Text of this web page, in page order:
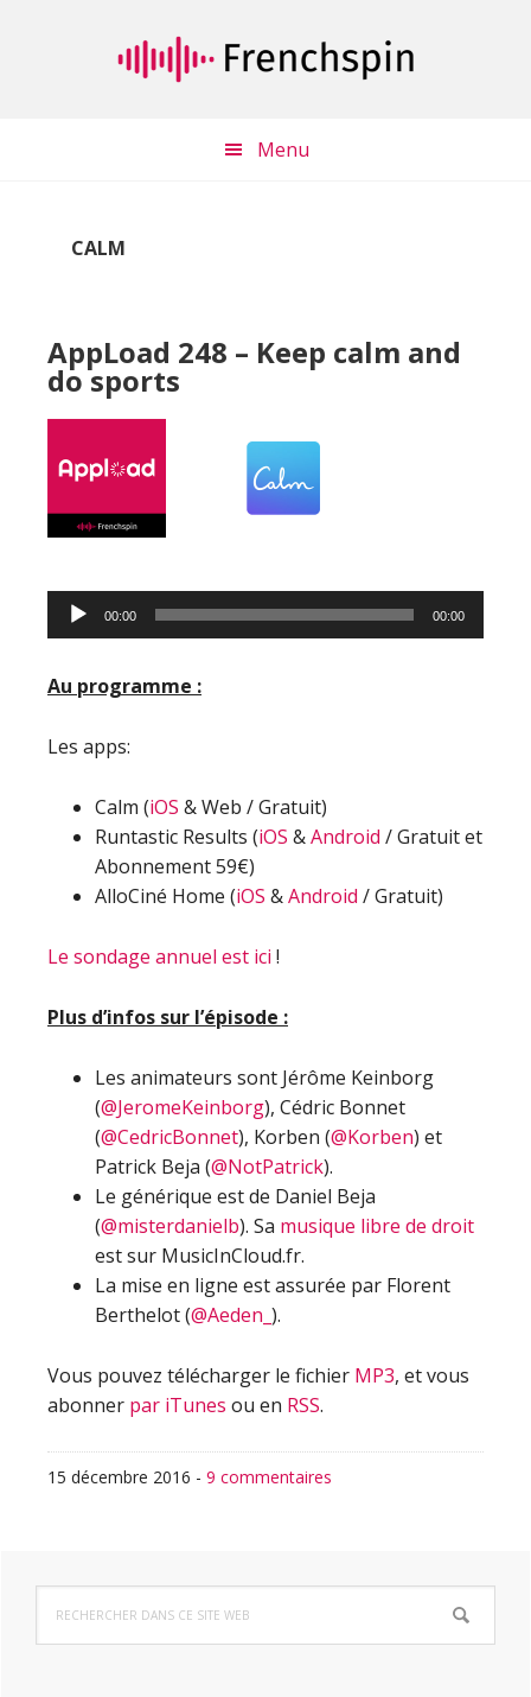
Menu
CALM
AppLoad 248 – Keep calm and
do sports
Lecteur
audio
00:00 00:00
Au programme :
Les apps:
Calm (iOS & Web / Gratuit)
Runtastic Results (iOS &Android / Gratuit et
Abonnement 59€)
AlloCiné Home (iOS &Android / Gratuit)
Le sondage annuel est ici !
Plus d’infos sur l’épisode :
Les animateurs sont Jérôme Keinborg
(@JeromeKeinborg), Cédric Bonnet
(@CedricBonnet), Korben (@Korben) et
Patrick Beja (@NotPatrick).
Le générique est de Daniel Beja
(@misterdanielb). Sa musique libre de droit
est sur MusicInCloud.fr.
La mise en ligne est assurée par Florent
Berthelot (@Aeden_ ).
Vous pouvez télécharger le fichier MP3, et vous
abonner par iTunes ou en RSS.
15 décembre 2016 - 9 commentaires
Barre
latérale
dans
ce